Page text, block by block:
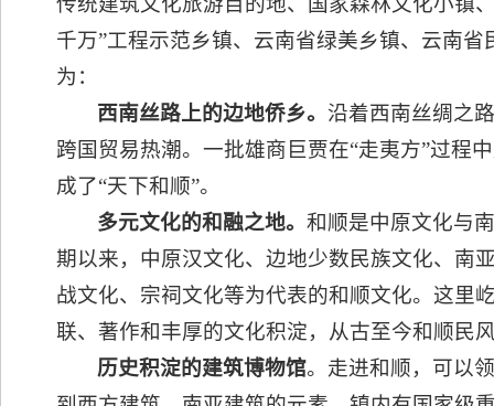
千万”工程示范乡镇、云南省绿美乡镇、云南
为：
西南丝路上的边地侨乡。 沿着西南丝绸之
跨国贸易热潮。一批雄商巨贾在“走夷方”过程
成了“天下和顺”。
多元文化的和融之地。和顺是中原文化与
期以来，中原汉文化、边地少数民族文化、南
战文化、宗祠文化等为代表的和顺文化。这里
联、著作和丰厚的文化积淀，从古至今和顺民
历史积淀的建筑博物馆。走进和顺，可以